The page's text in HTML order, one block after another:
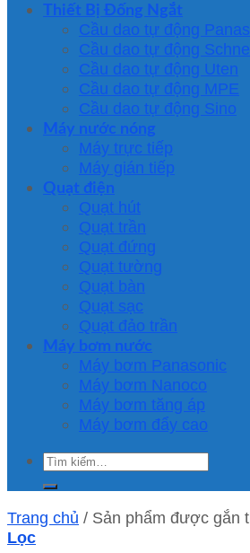
Thiết Bị Đống Ngắt
Cầu dao tự động
Cầu dao tự động
Cầu dao tự động Uten
Cầu dao tự động MPE
Cầu dao tự động Sino
Máy nước nóng
Máy trực tiếp
Máy gián tiếp
Quạt điện
Quạt hút
Quạt trần
Quạt đứng
Quạt tường
Quạt bàn
Quạt sạc
Quạt đảo trần
Máy bơm nước
Máy bơm Panasonic
Máy bơm Nanoco
Máy bơm tăng áp
Máy bơm đẩy cao
Tìm
kiếm:
Trang chủ / Sản phẩm được gắn
Lọc